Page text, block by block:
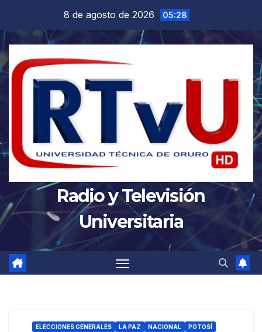
contenido
8 de agosto de 2026 05:28
Radio y Televisión
Universitaria
ELECCIONES GENERALES LA PAZ NACIONAL
POTOSÍ